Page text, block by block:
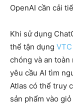
OpenAI cần cải
Khi sử dụng
thể tận dụng
chóng và an
yêu cầu AI tìm
Atlas có thể truy
sản phẩm vào